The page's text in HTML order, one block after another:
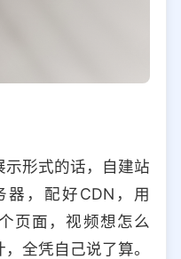
形式的话，自建站
器，配好CDN，用
页面，视频想怎么
全凭自己说了算。